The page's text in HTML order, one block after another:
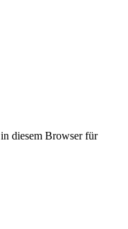
diesem Browser für